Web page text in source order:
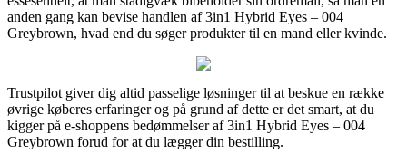
anden gang kan bevise handlen af 3in1 Hybrid Eyes – 004
Greybrown, hvad end du søger produkter til en mand eller kvinde.
Trustpilot giver dig altid passelige løsninger til at beskue en række
øvrige køberes erfaringer og på grund af dette er det smart, at du
kigger på e-shoppens bedømmelser af 3in1 Hybrid Eyes – 004
Greybrown forud for at du lægger din bestilling.